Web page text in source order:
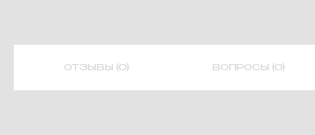
ОТЗЫВЫ (0) ВОПРОСЫ (0)